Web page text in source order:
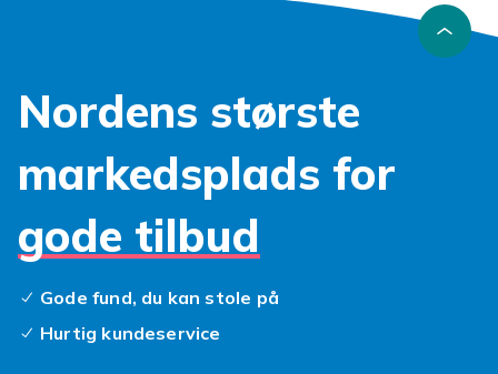
Clip-in sættes hjemme på minutter. Syede
hvor længe du vil have det siddende.
Udforsk mere
Seclip-on,flip-in, mikroringe og extensions
Alt under
ægte hår
Nordens største
markedsplads for
gode tilbud
Gode fund, du kan stole på
Hurtig kundeservice